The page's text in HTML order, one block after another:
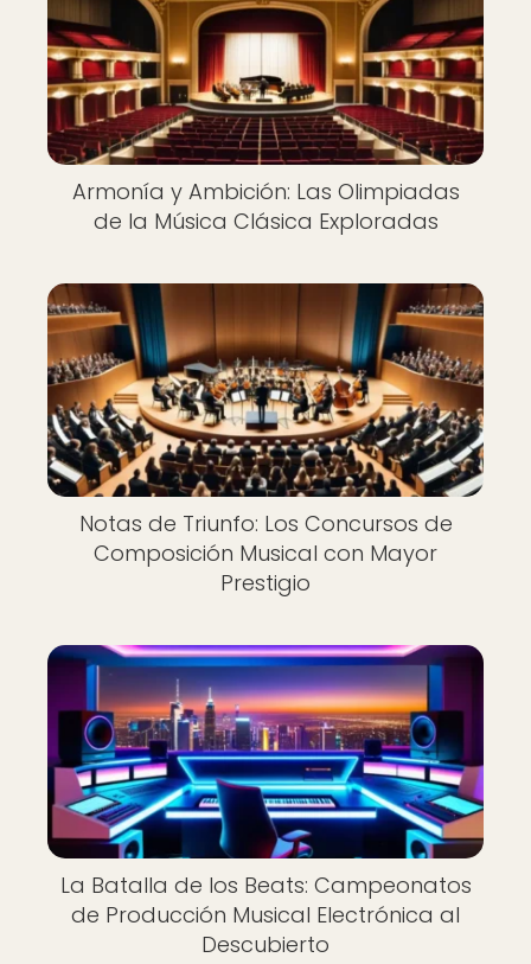
Armonía y Ambición: Las Olimpiadas
de la Música Clásica Exploradas
Notas de Triunfo: Los Concursos de
Composición Musical con Mayor
Prestigio
La Batalla de los Beats: Campeonatos
de Producción Musical Electrónica al
Descubierto